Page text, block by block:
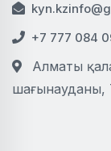
+7 777 084
Алматы
шағынауданы,